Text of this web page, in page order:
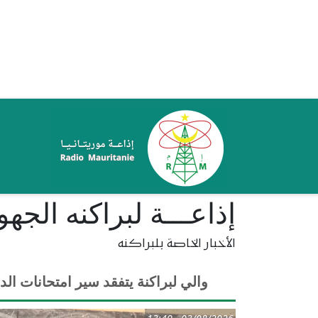
إذاعـــة لبراكنه
الأخبار الخاصة بلبراكنه
والي لبراكنة يتفقد سير امتحانات